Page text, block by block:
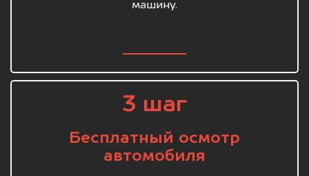
машину.
3 шаг
Бесплатный осмотр
автомобиля